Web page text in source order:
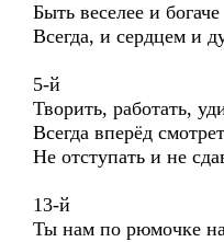
Быть веселее и богаче
Всегда, и сердцем и
5-й
Творить, работать,
Всегда вперёд
Не отступать и не
13-й
Ты нам по рюмочке